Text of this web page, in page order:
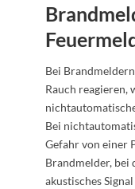
Bei
Rauch reagieren,
Bei
Gefahr von einer
Brandmelder, bei
akustisches